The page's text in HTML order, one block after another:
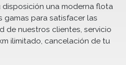
disposición una moderna flota
gamas para satisfacer las
de nuestros clientes, servicio
ilimitado, cancelación de tu